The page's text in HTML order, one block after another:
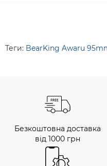
Теги: BearKing Awaru
Безкоштовна доставка
від 1000 грн